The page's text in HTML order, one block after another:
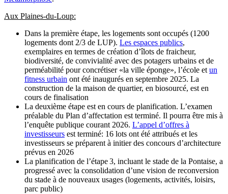
Aux Plaines-du-Loup:
Dans la première étape, les logements sont occupés (1200
logements dont 2/3 de LUP). Les espaces publics,
exemplaires en termes de création d’îlots de fraicheur,
biodiversité, de convivialité avec des potagers urbains et de
perméabilité pour concrétiser «la ville éponge», l’école et un
fitness urbain ont été inaugurés en septembre 2025. La
construction de la maison de quartier, en biosourcé, est en
cours de finalisation
La deuxième étape est en cours de planification. L’examen
préalable du Plan d’affectation est terminé. Il pourra être mis à
l’enquête publique courant 2026. L’appel d’offres à
investisseurs est terminé: 16 lots ont été attribués et les
investisseurs se préparent à initier des concours d’architecture
prévus en 2026
La planification de l’étape 3, incluant le stade de la Pontaise, a
progressé avec la consolidation d’une vision de reconversion
du stade à de nouveaux usages (logements, activités, loisirs,
parc public)